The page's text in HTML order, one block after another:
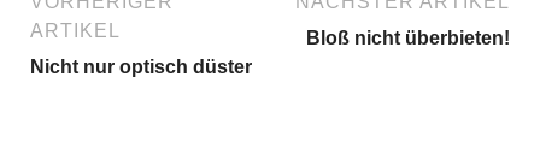
ARTIKEL
Nicht nur optisch düster
Bloß nicht überbieten!